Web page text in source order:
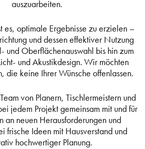
auszuarbeiten.
es, optimale Ergebnisse zu erzielen –
und dessen effektiver Nutzung
und Oberflächenauswahl bis hin zum
und Akustikdesign. Wir möchten
die keine Ihrer Wünsche offenlassen.
von Planern, Tischlermeistern und
jedem Projekt gemeinsam mit und für
an neuen Herausforderungen und
frische Ideen mit Hausverstand und
hochwertiger Planung.